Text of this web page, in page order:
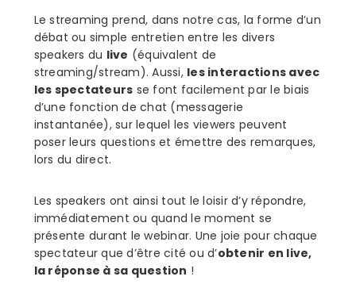
Le streaming prend, dans notre cas, la forme d’un
débat ou simple entretien entre les divers
speakers du live (équivalent de
streaming/stream). Aussi, les interactions avec
les spectateurs se font facilement par le biais
d’une fonction de chat (messagerie
instantanée), sur lequel les viewers peuvent
poser leurs questions et émettre des remarques,
lors du direct.
Les speakers ont ainsi tout le loisir d’y répondre,
immédiatement ou quand le moment se
présente durant le webinar. Une joie pour chaque
spectateur que d’être cité ou d’obtenir en live,
la réponse à sa question !